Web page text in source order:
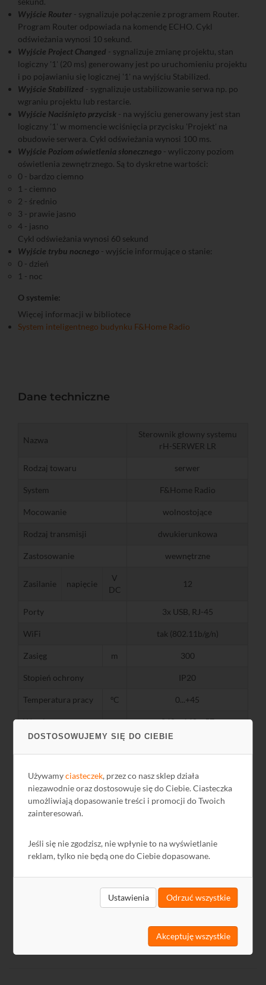
DOSTOSOWUJEMY SIĘ DO CIEBIE
Używamyciasteczek, przez co nasz sklep działa
niezawodnie oraz dostosowuje się do Ciebie. Ciasteczka
umożliwiają dopasowanie treści i promocji do Twoich
zainteresowań.
Jeśli się nie zgodzisz, nie wpłynie to na wyświetlanie
reklam, tylko nie będą one do Ciebie dopasowane.
Ustawienia Odrzuć wszystkie
Akceptuję wszystkie
Wyjście Router - sygnalizuje połączenie z programem Router.
Program Router odpowiada na komendę ECHO. Cykl
odświeżania wynosi 10 sekund.
Wyjście Project Changed - sygnalizuje zmianę projektu, stan
logiczny '1' (20 ms) generowany jest po uruchomieniu projektu
i po pojawianiu się logicznej '1' na wyjściu Stabilized.
Wyjście Stabilized - sygnalizuje ustabilizowanie serwa np. po
wgraniu projektu lub restarcie.
Wyjście Naciśnięto przycisk - na wyjściu generowany jest stan
logiczny '1' w momencie wciśnięcia przycisku 'Projekt' na
obudowie serwera. Cykl odświeżania wynosi 100 ms.
Wyjście Poziom oświetlenia słonecznego - wyliczony poziom
oświetlenia zewnętrznego. Są to dyskretne wartości:
0 - bardzo ciemno
1 - ciemno
2 - średnio
3 - prawie jasno
4 - jasno
Cykl odświeżania wynosi 60 sekund
Wyjście trybu nocnego - wyjście informujące o stanie:
0 - dzień
1 - noc
O systemie:
Więcej informacji w bibliotece
System inteligentnego budynku F&Home Radio
Dane techniczne
Nazwa
Sterownik głowny systemu
rH-SERWER LR
Rodzaj towaru serwer
System F&Home Radio
Mocowanie wolnostojące
Rodzaj transmisji dwukierunkowa
Zastosowanie wewnętrzne
Zasilanie napięcie
V
DC
12
Porty 3x USB, RJ-45
WiFi tak (802.11b/g/n)
Zasięg m 300
Stopień ochrony IP20
Temperatura pracy ºC 0...+45
Wymiary mm 240 x 140 x 57
Pliki do pobrania
GPSR PL - 2024-12-13